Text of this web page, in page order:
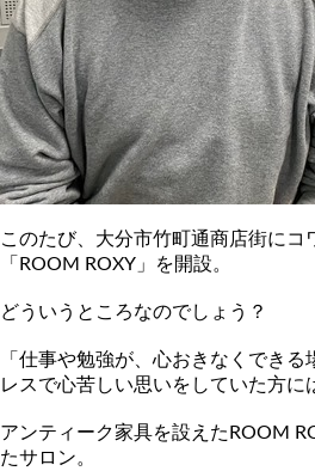
このたび、大分市竹町通商店街にコ
「ROOM ROXY」を開設。
どういうところなのでしょう？
「仕事や勉強が、心おきなくできる
レスで心苦しい思いをしていた方に
アンティーク家具を設えたROOM
たサロン。